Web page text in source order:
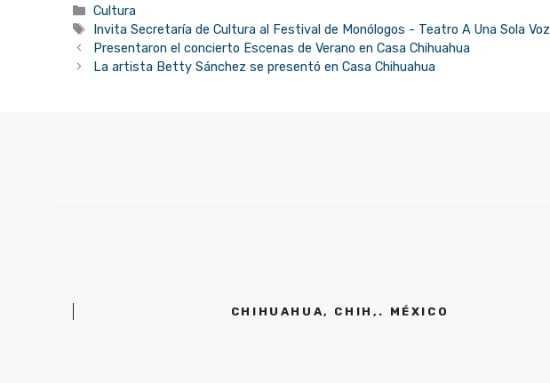
Categorías
Cultura
Etiquetas
Invita Secretaría de Cultura al Festival de Monólogos - Teatro A Una Sola Voz
Presentaron el concierto Escenas de Verano en Casa Chihuahua
La artista Betty Sánchez se presentó en Casa Chihuahua
CHIHUAHUA, CHIH,. MÉXICO